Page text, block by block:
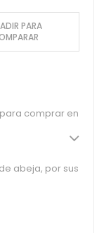
PARA
para comprar en
abeja, por sus